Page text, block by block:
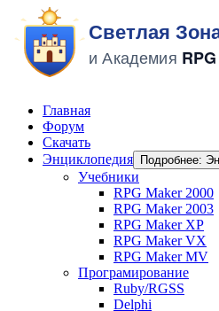
Главная
Форум
Скачать
Энциклопедия
Подробнее:
Учебники
RPG Maker 2000
RPG Maker 2003
RPG Maker XP
RPG Maker VX
RPG Maker MV
Програмирование
Ruby/RGSS
Delphi